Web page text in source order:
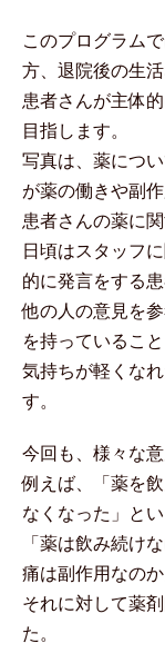
このプログラム
方、退院後の生
患者さんが主体
目指します。
写真は、薬につ
が薬の働きや副
患者さんの薬に
日頃はスタッフ
的に発言をする
他の人の意見を
を持っているこ
気持ちが軽くな
す。
今回も、様々な
例えば、「薬を
なくなった」と
「薬は飲み続け
痛は副作用なの
それに対して薬
た。